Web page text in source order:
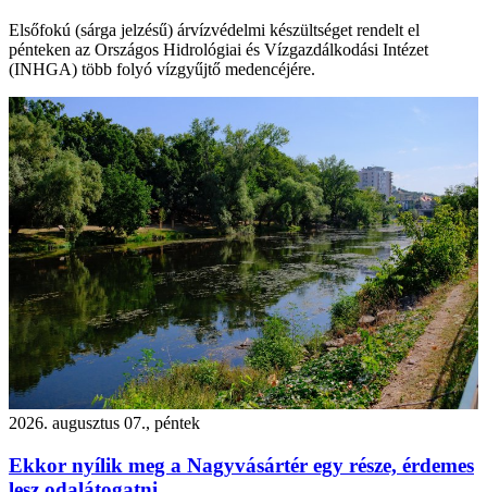
Elsőfokú (sárga jelzésű) árvízvédelmi készültséget rendelt el
pénteken az Országos Hidrológiai és Vízgazdálkodási Intézet
(INHGA) több folyó vízgyűjtő medencéjére.
2026. augusztus 07., péntek
Ekkor nyílik meg a Nagyvásártér egy része, érdemes